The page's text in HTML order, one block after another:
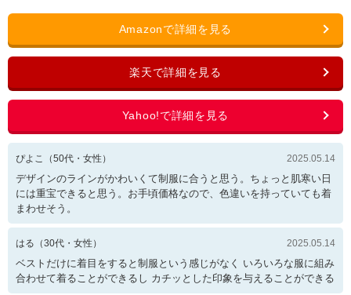
ぴよこ （50代・ 女性 ） 2025.05.14
デザインのラインがかわいくて制服に合うと思う。ちょっと肌寒い日
には重宝できると思う。お手頃価格なので、色違いを持っていても着
まわせそう。
はる （30代・ 女性 ） 2025.05.14
ベストだけに着目をすると制服という感じがなく いろいろな服に組み
合わせて着ることができるし カチッとした印象を与えることができる